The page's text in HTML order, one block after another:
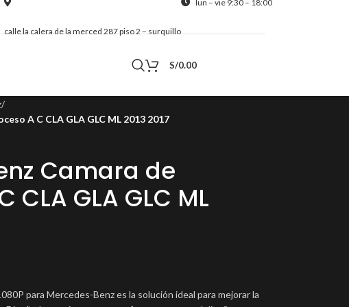
calle la calera de la merced 287 piso 2 – surquillo
lun – vie 9:30 – 18:00
S/0.00
/
A C CLA GLA GLC ML 2013 2017
Camara de
CLA GLA GLC ML
para Mercedes-Benz es la solución ideal para mejorar la